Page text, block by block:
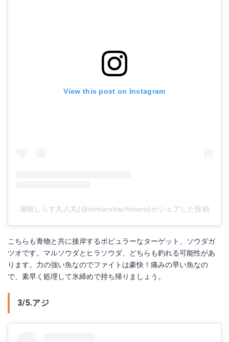
View this post on Instagram
湘南しらす丸八丸(@ssmaruhachimaru)がシェアした投稿
こちらも青物と共に接岸するポピュラーなターゲット、ソウダガ
ツオです。マルソウダとヒラソウダ、どちらも釣れる可能性があ
ります。力の強い魚なのでファイトは豪快！痛みの早い魚なの
で、素早く処理して氷締めで持ち帰りましょう。
3/5.アジ